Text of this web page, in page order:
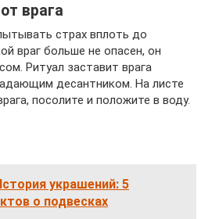
врага
страх вплоть до
враг больше не опасен, он
Ритуал заставит врага
десантником. На листе
посолите и положите в воду.
украшений: 5
о подвесках